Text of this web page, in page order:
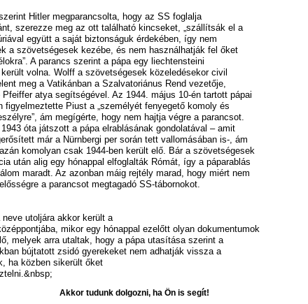
Hitler megparancsolta, hogy az SS foglalja
szerezze meg az ott található kincseket, „szállítsák el a
együtt a saját biztonságuk érdekében, így nem
a szövetségesek kezébe, és nem használhatják fel őket
A parancs szerint a pápa egy liechtensteini
volna. Wolff a szövetségesek közeledésekor civil
meg a Vatikánban a Szalvatoriánus Rend vezetője,
Pfeiffer atya segítségével. Az 1944. május 10-én tartott pápai
figyelmeztette Piust a „személyét fenyegető komoly és
ám megígérte, hogy nem hajtja végre a parancsot.
óta játszott a pápa elrablásának gondolatával – amit
már a Nürnbergi per során tett vallomásában is-, ám
komolyan csak 1944-ben került elő. Bár a szövetségesek
után alig egy hónappal elfoglalták Rómát, így a páparablás
maradt. Az azonban máig rejtély marad, hogy miért nem
a parancsot megtagadó SS-tábornokot.
neve utoljára akkor került a
mikor egy hónappal ezelőtt olyan dokumentumok
melyek arra utaltak, hogy a pápa utasítása szerint a
bújtatott zsidó gyerekeket nem adhatják vissza a
ha közben sikerült őket
Akkor tudunk dolgozni, ha Ön is segít!